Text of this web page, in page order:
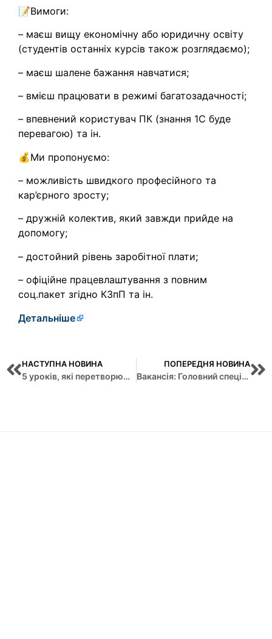
📝Вимоги:
– маєш вищу економічну або юридичну освіту
(студентів останніх курсів також розглядаємо);
– маєш шалене бажання навчатися;
– вмієш працювати в режимі багатозадачності;
– впевнений користувач ПК (знання 1С буде
перевагою) та ін.
💰Ми пропонуємо:
– можливість швидкого професійного та
кар’єрного зросту;
– дружній колектив, який завжди прийде на
допомогу;
– достойний рівень заробітної плати;
– офіційне працевлаштування з повним
соц.пакет згідно КЗпП та ін.
Детальніше
НАСТУПНА НОВИНА
5 уроків, які перетворюють кризу на можливість: аналіз досвіду успішних підприємців
ПОПЕРЕДНЯ НОВИНА
Вакансія: Головний спеціаліст відділу забезпечення наповнення бюджету